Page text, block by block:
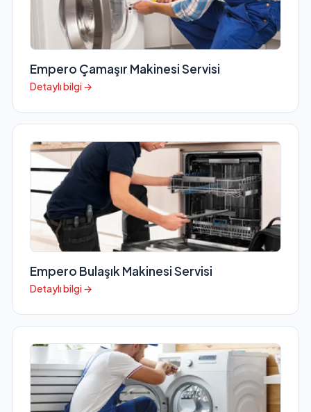
Empero Çamaşır Makinesi Servisi
Detaylı bilgi →
Empero Bulaşık Makinesi Servisi
Detaylı bilgi →